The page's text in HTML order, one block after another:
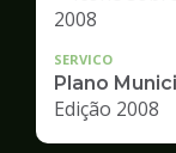
SERVICO
Plano
Edição 2008